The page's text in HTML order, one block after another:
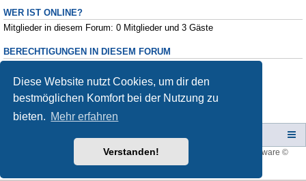
Diese Website nutzt Cookies, um dir den
bestmöglichen Komfort bei der Nutzung zu
bieten. Mehr erfahren
Verstanden!
WER IST ONLINE?
Mitglieder in diesem Forum: 0 Mitglieder und 3 Gäste
BERECHTIGUNGEN IN DIESEM FORUM
Du darfst keineAntworten zu Themen in diesem Forum erstellen.
Du darfst deine Beiträge in diesem Forum
Du darfst deine Beiträge in diesem Forumnichtlöschen.
Du darfst keineDateianhänge in diesem Forum erstellen.
forum tricolor,Powered by
® Forum Software ©